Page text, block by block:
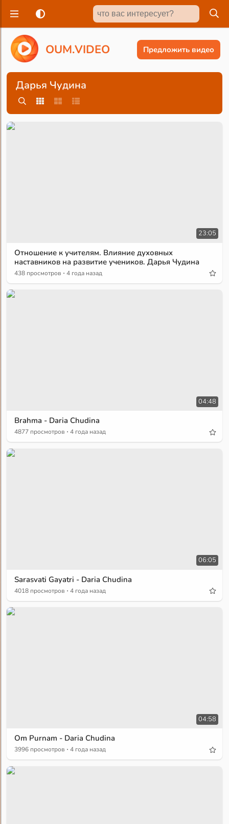
OUM.VIDEO Предложить видео
Дарья Чудина
23:05
Отношение к учителям. Влияние духовных
наставников на развитие учеников. Дарья Чудина
438 просмотров · 4 года назад
04:48
Brahma - Daria Chudina
4877 просмотров · 4 года назад
06:05
Sarasvati Gayatri - Daria Chudina
4018 просмотров · 4 года назад
04:58
Om Purnam - Daria Chudina
3996 просмотров · 4 года назад